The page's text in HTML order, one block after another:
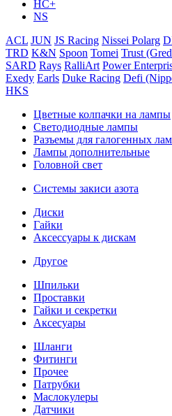
HC+
NS
ACL JUN JS Racing Nissei Polarg
TRD K&N Spoon Tomei Trust
SARD Rays RalliArt Power
Exedy Earls Duke Racing Defi
HKS
Цветные колпачки на лампы
Светодиодные лампы
Разъемы для галогенных
Лампы дополнительные
Головной свет
Системы закиси азота
Диски
Гайки
Аксессуары к дискам
Другое
Шпильки
Проставки
Гайки и секретки
Аксесуары
Шланги
Фитинги
Прочее
Патрубки
Маслокулеры
Датчики